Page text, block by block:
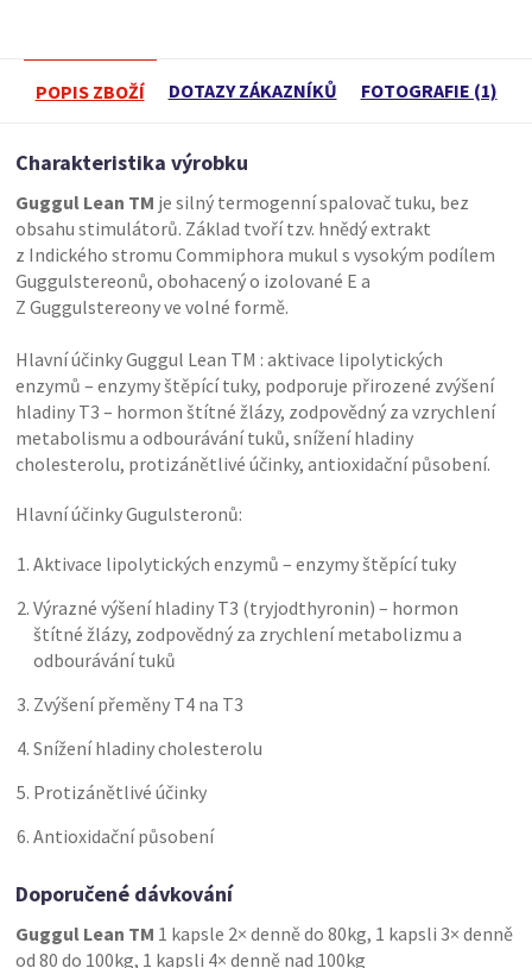
POPIS ZBOŽÍ DOTAZY ZÁKAZNÍKŮ FOTOGRAFIE (1)
Charakteristika výrobku
Guggul Lean TM je silný termogenní spalovač tuku, bez
obsahu stimulátorů. Základ tvoří tzv. hnědý extrakt
z Indického stromu Commiphora mukul s vysokým podílem
Guggulstereonů, obohacený o izolované E a
Z Guggulstereony ve volné formě.
Hlavní účinky Guggul Lean TM : aktivace lipolytických
enzymů – enzymy štěpící tuky, podporuje přirozené zvýšení
hladiny T3 – hormon štítné žlázy, zodpovědný za vzrychlení
metabolismu a odbourávání tuků, snížení hladiny
cholesterolu, protizánětlivé účinky, antioxidační působení.
Hlavní účinky Gugulsteronů:
Aktivace lipolytických enzymů – enzymy štěpící tuky
Výrazné výšení hladiny T3 (tryjodthyronin) – hormon
štítné žlázy, zodpovědný za zrychlení metabolizmu a
odbourávání tuků
Zvýšení přeměny T4 na T3
Snížení hladiny cholesterolu
Protizánětlivé účinky
Antioxidační působení
Doporučené dávkování
Guggul Lean TM 1 kapsle 2× denně do 80kg, 1 kapsli 3× denně
od 80 do 100kg, 1 kapsli 4× denně nad 100kg